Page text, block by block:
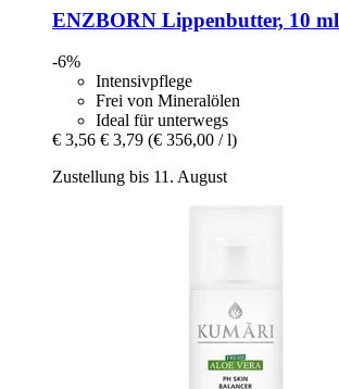
ENZBORN Lippenbutter, 10 ml
-6%
Intensivpflege
Frei von Mineralölen
Ideal für unterwegs
€ 3,56 € 3,79 (€ 356,00 / l)
Zustellung bis 11. August